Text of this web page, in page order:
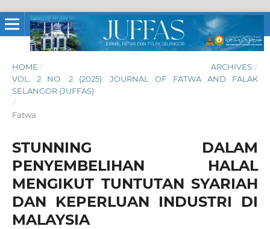
HOME / ARCHIVES /
VOL. 2 NO. 2 (2025): JOURNAL OF FATWA AND FALAK
SELANGOR (JUFFAS)
/
Fatwa
STUNNING DALAM
PENYEMBELIHAN HALAL
MENGIKUT TUNTUTAN SYARIAH
DAN KEPERLUAN INDUSTRI DI
MALAYSIA